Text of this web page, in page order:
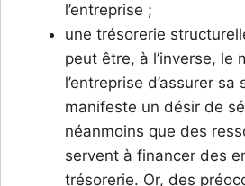
l’entreprise ;
une trésorerie
peut être, à l’inverse, le
l’entreprise d’assurer
manifeste un désir de
néanmoins que des
servent à financer des
trésorerie. Or, des